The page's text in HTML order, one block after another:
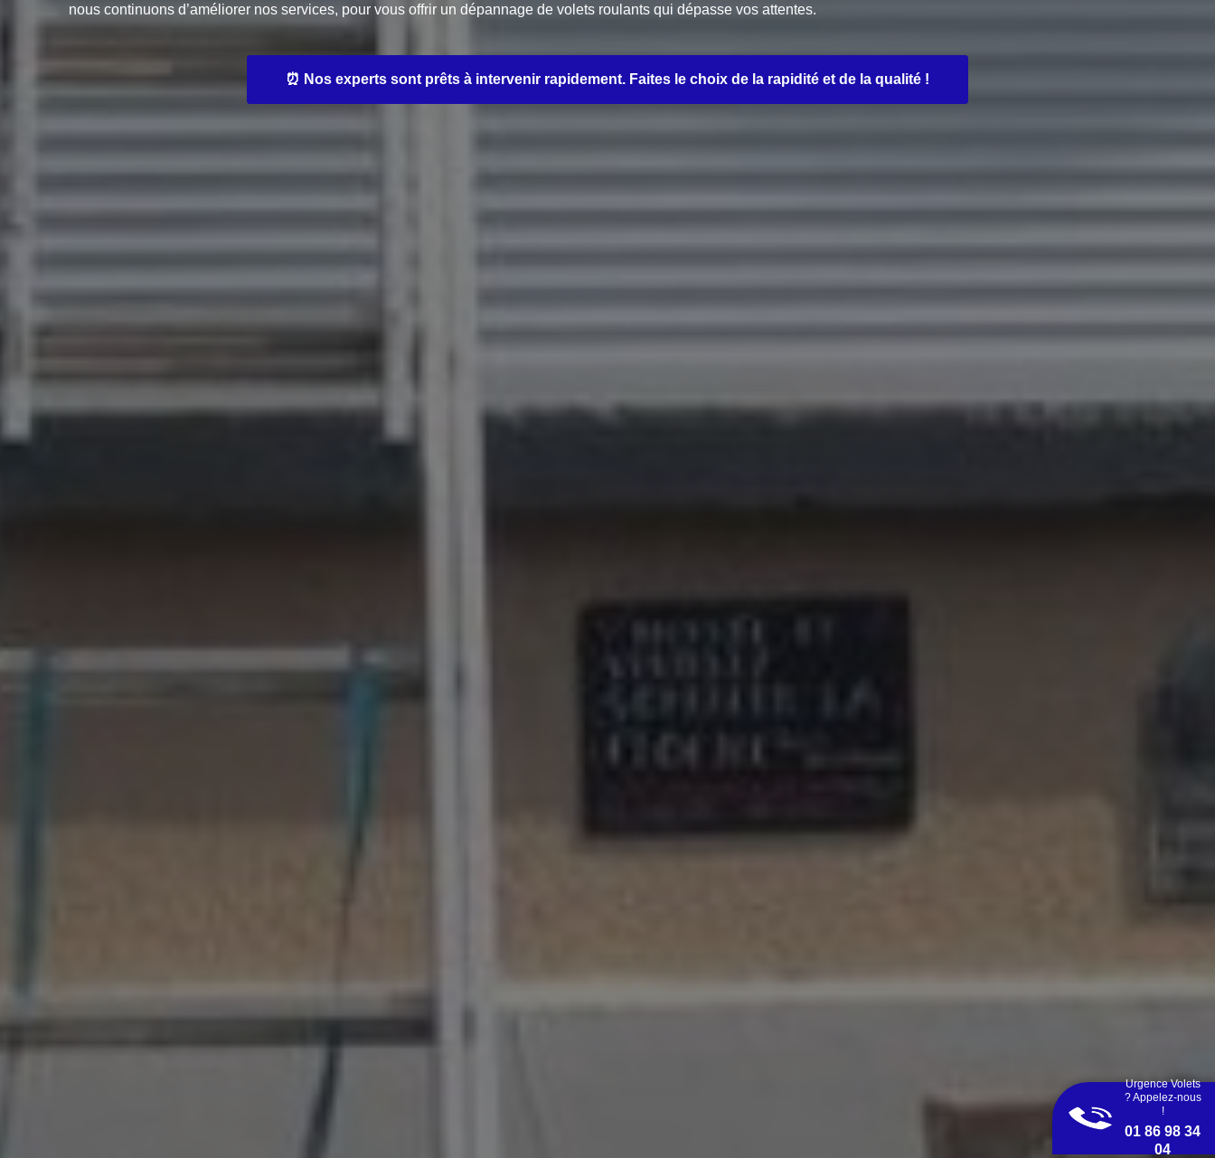
nous continuons d’améliorer nos services, pour vous offrir un dépannage de volets roulants qui dépasse vos attentes.
⏰ Nos experts sont prêts à intervenir rapidement. Faites le choix de la rapidité et de la qualité !
Urgence Volets
? Appelez-nous
!
01 86 98 34
04